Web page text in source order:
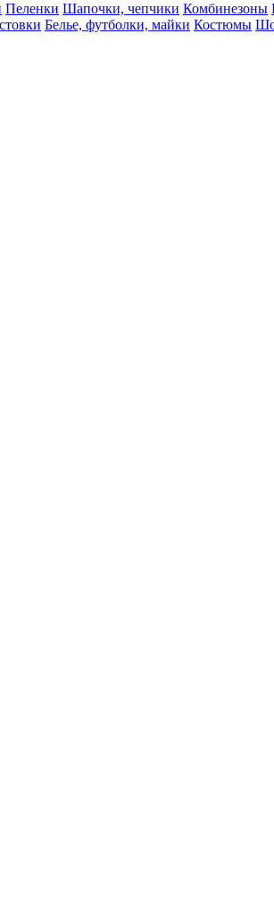
Пеленки Шапочки, чепчики Комбинезоны
Белье, футболки, майки Костюмы